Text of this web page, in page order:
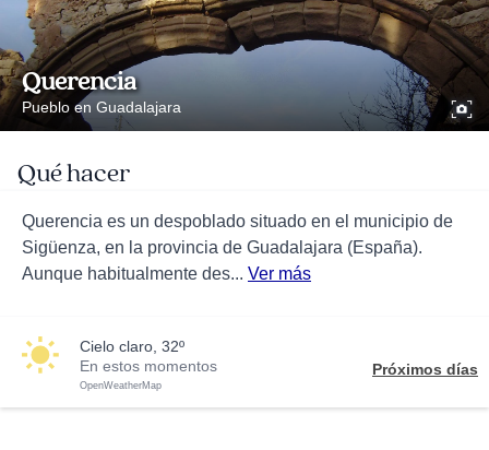
Querencia
Pueblo en Guadalajara
Qué hacer
Querencia es un despoblado situado en el municipio de
Sigüenza, en la provincia de Guadalajara (España).
Aunque habitualmente des... Ver más
cielo claro, 32º
En estos momentos
OpenWeatherMap
Próximos días